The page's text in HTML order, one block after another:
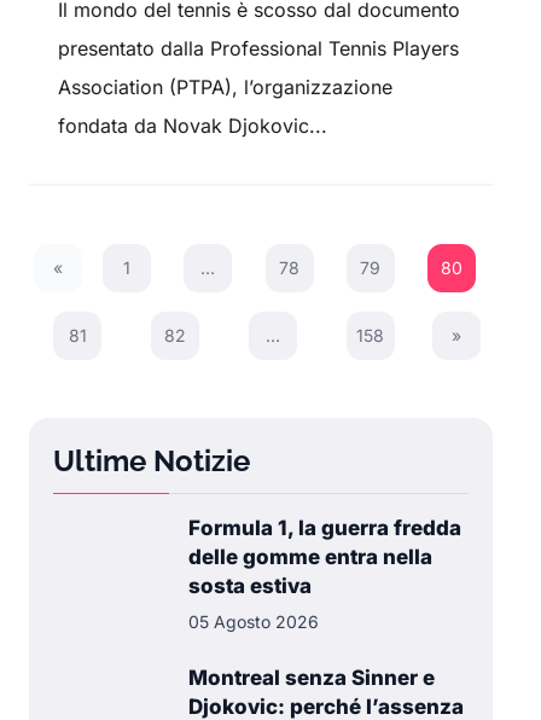
Il mondo del tennis è scosso dal documento
presentato dalla Professional Tennis Players
Association (PTPA), l’organizzazione
fondata da Novak Djokovic...
«
Previous Page
1 … 78 79 80
81 82 … 158 Next Page
»
Ultime Notizie
Formula 1, la guerra fredda
delle gomme entra nella
sosta estiva
05 Agosto 2026
Montreal senza Sinner e
Djokovic: perché l’assenza